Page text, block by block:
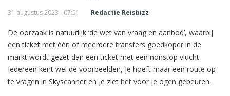
31 augustus 2023 - 07:51 Redactie Reisbizz
De oorzaak is natuurlijk ‘de wet van vraag en aanbod’, waarbij
een ticket met één of meerdere transfers goedkoper in de
markt wordt gezet dan een ticket met een nonstop vlucht.
Iedereen kent wel de voorbeelden, je hoeft maar een route op
te vragen in Skyscanner en je ziet het voor je ogen gebeuren.